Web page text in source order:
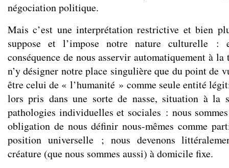
négociation politique.
Mais c’est une interprétation restrictive et bien
suppose et l’impose notre nature culturelle
conséquence de nous asservir automatiquement à
n’y désigner notre place singulière que du point de
être celui de « l’humanité » comme seule entité
lors pris dans une sorte de nasse, situation à la
pathologies individuelles et sociales : nous
obligation de nous définir nous-mêmes comme
position universelle ; nous devenons
créature (que nous sommes aussi) à domicile fixe.